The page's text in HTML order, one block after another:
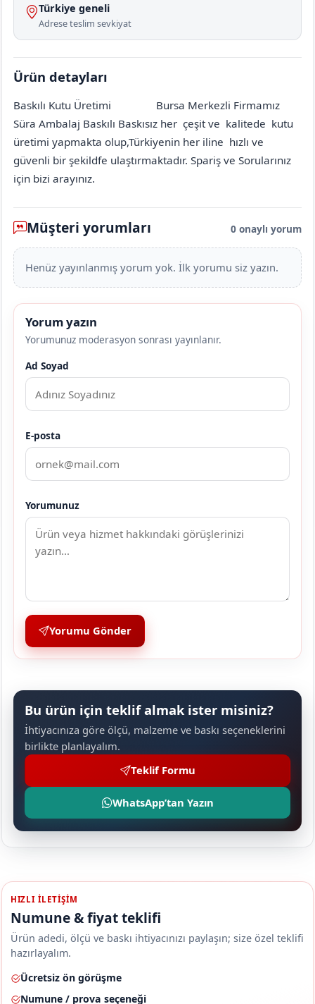
Türkiye geneli
Adrese teslim sevkiyat
Ürün detayları
Baskılı Kutu Üretimi
Bursa Merkezli Firmamız
Süra Ambalaj Baskılı Baskısız her çeşit ve kalitede kutu
üretimi yapmakta olup,Türkiyenin her iline hızlı ve
güvenli bir şekildfe ulaştırmaktadır. Spariş ve Sorularınız
için bizi arayınız.
Müşteri yorumları 0 onaylı yorum
Henüz yayınlanmış yorum yok. İlk yorumu siz yazın.
Yorum yazın
Yorumunuz moderasyon sonrası yayınlanır.
Ad Soyad
E-posta
Yorumunuz
Yorumu Gönder
Bu ürün için teklif almak ister misiniz?
İhtiyacınıza göre ölçü, malzeme ve baskı seçeneklerini
birlikte planlayalım.
Teklif Formu
WhatsApp’tan Yazın
HIZLI ILETIŞIM
Numune & fiyat teklifi
Ürün adedi, ölçü ve baskı ihtiyacınızı paylaşın; size özel teklifi
hazırlayalım.
Ücretsiz ön görüşme
Numune / prova seçeneği